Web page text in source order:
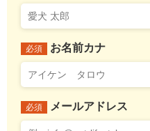
必須 お名前カナ
必須 メールアドレス